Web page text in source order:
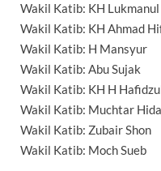
Wakil Katib: KH
Wakil Katib: KH Ahmad
Wakil Katib: H Mansyur
Wakil Katib: Abu Sujak
Wakil Katib: KH H
Wakil Katib: Muchtar
Wakil Katib: Zubair Shon
Wakil Katib: Moch Sueb